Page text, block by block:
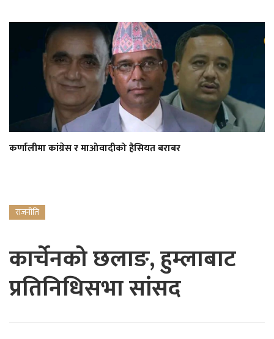
कर्णालीमा कांग्रेस र माओवादीको हैसियत बराबर
राजनीति
कार्चेनको छलाङ, हुम्लाबाट
प्रतिनिधिसभा सांसद